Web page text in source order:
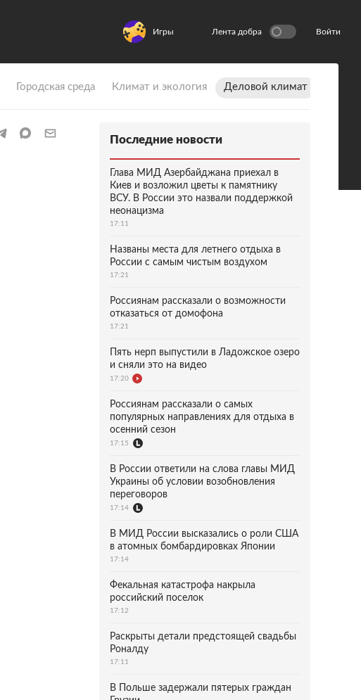
Игры Лента добра Войти
Городская среда Климат и экология Деловой климат
Последние новости
Глава МИД Азербайджана приехал в
Киев и возложил цветы к памятнику
ВСУ. В России это назвали поддержкой
неонацизма
17:11
Названы места для летнего отдыха в
России с самым чистым воздухом
17:21
Россиянам рассказали о возможности
отказаться от домофона
17:21
Пять нерп выпустили в Ладожское озеро
и сняли это на видео
17:20
Россиянам рассказали о самых
популярных направлениях для отдыха в
осенний сезон
17:15
В России ответили на слова главы МИД
Украины об условии возобновления
переговоров
17:14
В МИД России высказались о роли США
в атомных бомбардировках Японии
17:14
Фекальная катастрофа накрыла
российский поселок
17:12
Раскрыты детали предстоящей свадьбы
Роналду
17:11
В Польше задержали пятерых граждан